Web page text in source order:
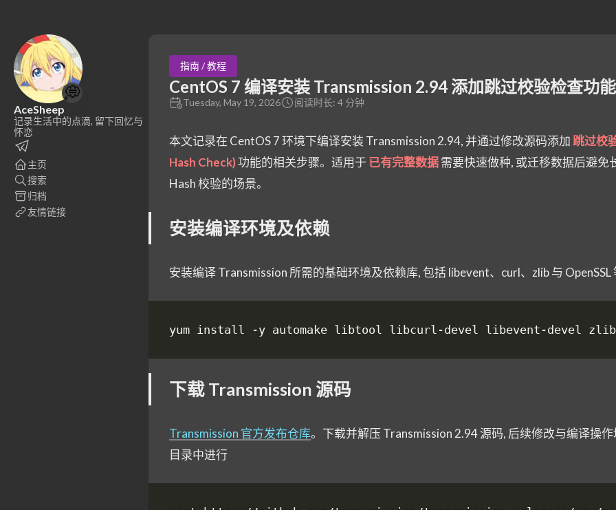
💭
AceSheep
记录生活中的点滴, 留下回忆与
怀恋
主页
搜索
归档
友情链接
指南 / 教程
CentOS 7 编译安装 Transmission 2.94 添加跳过校验检查功能
Tuesday, May 19, 2026 阅读时长: 4 分钟
本文记录在 CentOS 7 环境下编译安装 Transmission 2.94, 并通过修改源码添加跳过校
Hash Check)功能的相关步骤。适用于 已有完整数据需要快速做种, 或迁移数据后避免
Hash 校验的场景。
安装编译环境及依赖
安装编译 Transmission 所需的基础环境及依赖库, 包括 libevent、curl、zlib 与 OpenSSL
下载 Transmission 源码
Transmission 官方发布仓库。下载并解压 Transmission 2.94 源码, 后续修改与编译操
目录中进行